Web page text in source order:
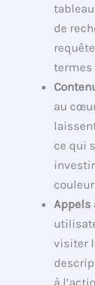
de
termes
au
ce qui
Appels
visiter
à